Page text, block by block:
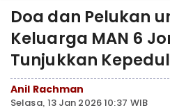
Doa dan Pelukan
Keluarga MAN 6
Tunjukkan
Anil Rachman
Selasa, 13 Jan 2026 10:37 WIB